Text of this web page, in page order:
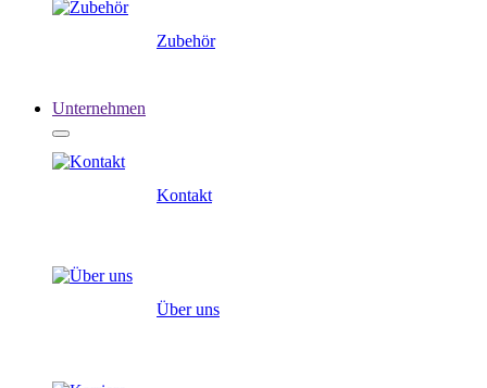
Zubehör
Unternehmen
Kontakt
Über uns